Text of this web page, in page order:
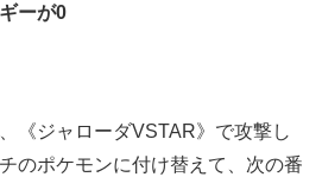
ーが0
《ジャローダVSTAR》で攻撃し
のポケモンに付け替えて、次の番